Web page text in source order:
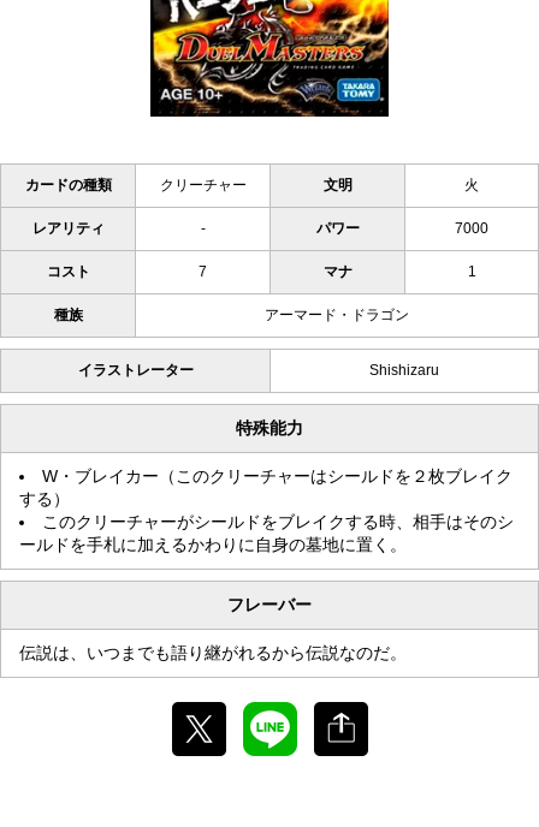
カードの種類 クリーチャー 文明 火
レアリティ - パワー 7000
コスト 7 マナ 1
種族 アーマード・ドラゴン
イラストレーター Shishizaru
特殊能力
W・ブレイカー（このクリーチャーはシールドを２枚ブレイク
する）
このクリーチャーがシールドをブレイクする時、相手はそのシ
ールドを手札に加えるかわりに自身の墓地に置く。
フレーバー
伝説は、いつまでも語り継がれるから伝説なのだ。